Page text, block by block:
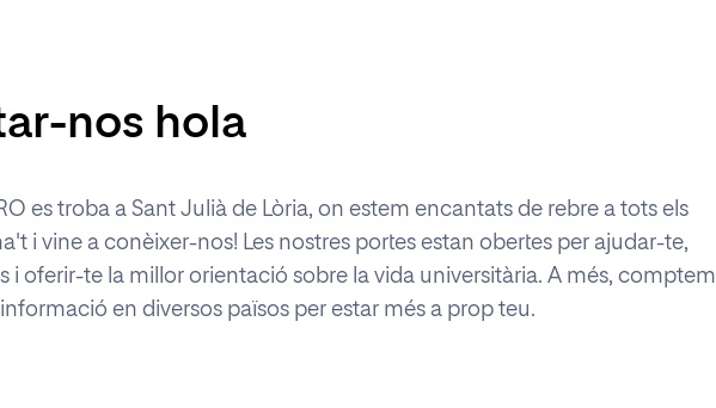
nos hola
es troba a Sant Julià de Lòria, on estem encantats de rebre a tots els
i vine a conèixer-nos! Les nostres portes estan obertes per ajudar-te,
i oferir-te la millor orientació sobre la vida universitària. A més, comptem
en diversos països per estar més a prop teu.